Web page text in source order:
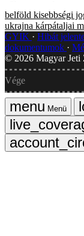
belföld kisebbségi
ukrajna kárpátaljai
GYIK
Hibát
dokumentumok
© 2026 Magyar Jeti
Vége
Menü